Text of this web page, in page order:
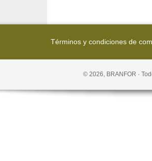
Términos y condiciones de
© 2026, BRANFOR ·